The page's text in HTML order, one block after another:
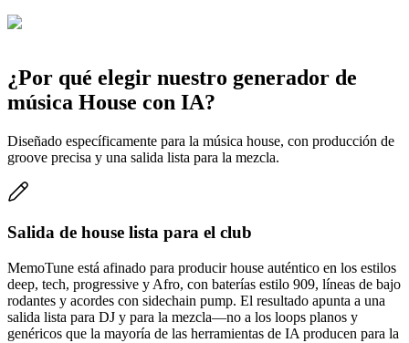
¿Por qué elegir nuestro generador de
música House con IA?
Diseñado específicamente para la música house, con producción de
groove precisa y una salida lista para la mezcla.
Salida de house lista para el club
MemoTune está afinado para producir house auténtico en los estilos
deep, tech, progressive y Afro, con baterías estilo 909, líneas de bajo
rodantes y acordes con sidechain pump. El resultado apunta a una
salida lista para DJ y para la mezcla—no a los loops planos y
genéricos que la mayoría de las herramientas de IA producen para la